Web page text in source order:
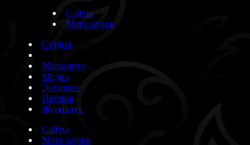
Сайты
Мята лаунж
Студия
Магазинус
Медиа
Экспресс
Иронов
Журналус
Сайты
Мята лаунж